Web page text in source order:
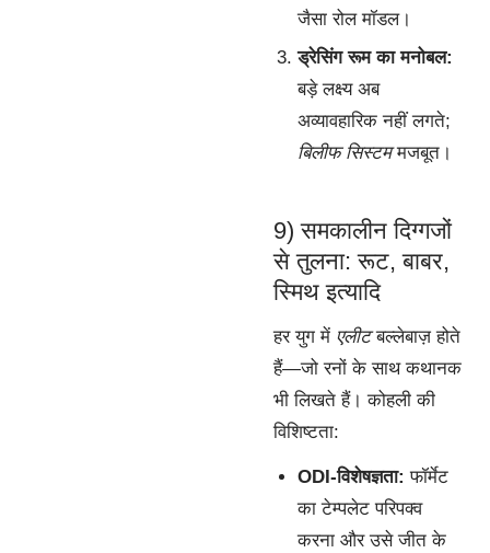
जैसा रोल मॉडल।
ड्रेसिंग रूम का मनोबल:
बड़े लक्ष्य अब
अव्यावहारिक नहीं लगते;
बिलीफ सिस्टममजबूत।
9) समकालीन दिग्गजों
से तुलना: रूट, बाबर,
स्मिथ इत्यादि
हर युग में एलीटबल्लेबाज़ होते
हैं—जो रनों के साथ कथानक
भी लिखते हैं। कोहली की
विशिष्टता:
ODI-विशेषज्ञता: फॉर्मेट
का टेम्पलेट परिपक्व
करना और उसे जीत के